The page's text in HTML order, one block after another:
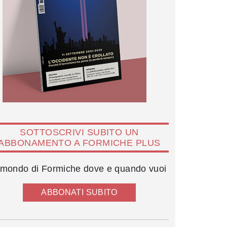
SOTTOSCRIVI SUBITO UN
A FORMICHE PLUS
di Formiche dove e quando vuoi
ABBONATI SUBITO